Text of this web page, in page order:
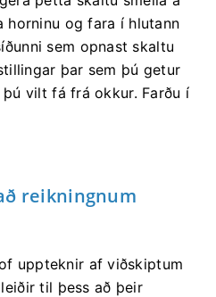
og fara í hlutann
sem opnast skaltu
þar sem þú getur
vilt fá frá okkur. Farðu í
reikningnum
uppteknir af viðskiptum
til þess að þeir